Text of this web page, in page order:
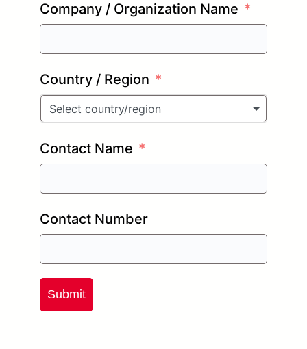
Company / Organization Name
Country / Region
Select country/region
Contact Name
Contact Number
Submit